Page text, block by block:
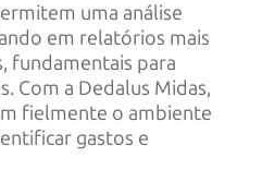
uma análise
em relatórios mais
fundamentais para
Com a Dedalus Midas,
fielmente o ambiente
gastos e